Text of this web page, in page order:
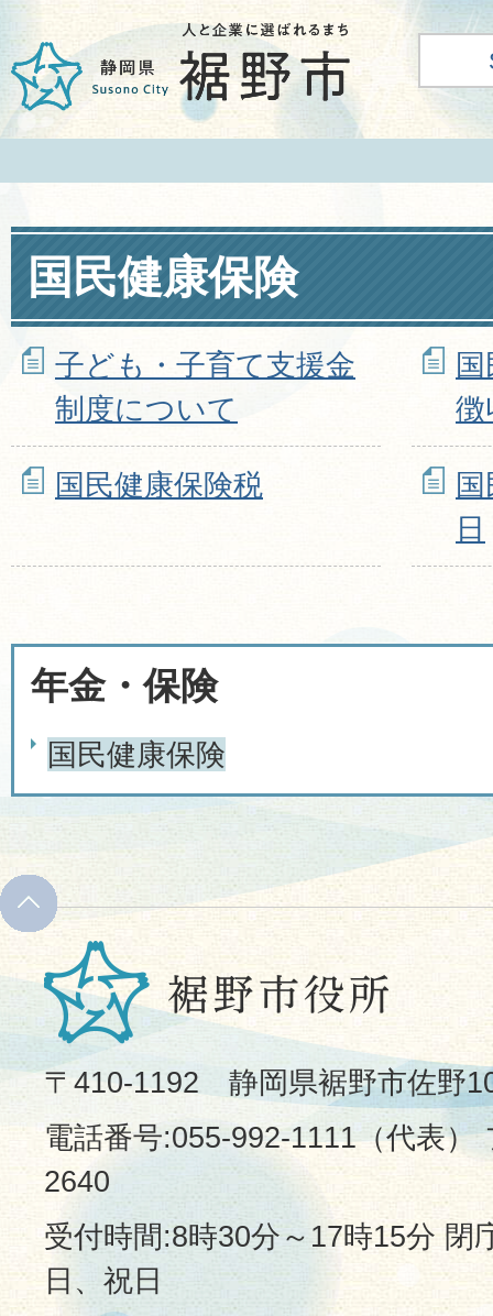
国民健康保険
子ども・子育て支援金
制度について
徴
国民健康保険税
日
年金・保険
国民健康保険
〒410-1192 静岡県裾野市佐野
電話番号:055-992-1111（代表）
2640
受付時間:8時30分～17時15分 閉
日、祝日